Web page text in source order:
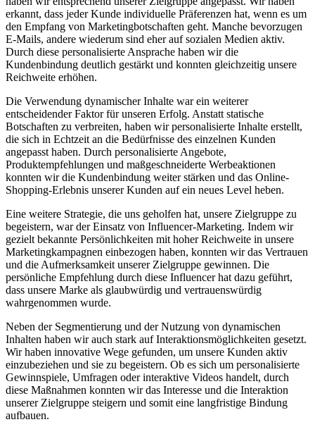
erkannt, dass jeder Kunde individuelle Präferenzen hat, wenn es um
den Empfang von Marketingbotschaften geht. Manche bevorzugen
E-Mails, andere wiederum sind eher auf sozialen Medien aktiv.
Durch diese personalisierte Ansprache haben wir die
Kundenbindung deutlich gestärkt und konnten gleichzeitig unsere
Reichweite erhöhen.
Die Verwendung dynamischer Inhalte war ein weiterer
entscheidender Faktor für unseren Erfolg. Anstatt statische
Botschaften zu verbreiten, haben wir personalisierte Inhalte erstellt,
die sich in Echtzeit an die Bedürfnisse des einzelnen Kunden
angepasst haben. Durch personalisierte Angebote,
Produktempfehlungen und maßgeschneiderte Werbeaktionen
konnten wir die Kundenbindung weiter stärken und das Online-
Shopping-Erlebnis unserer Kunden auf ein neues Level heben.
Eine weitere Strategie, die uns geholfen hat, unsere Zielgruppe zu
begeistern, war der Einsatz von Influencer-Marketing. Indem wir
gezielt bekannte Persönlichkeiten mit hoher Reichweite in unsere
Marketingkampagnen einbezogen haben, konnten wir das Vertrauen
und die Aufmerksamkeit unserer Zielgruppe gewinnen. Die
persönliche Empfehlung durch diese Influencer hat dazu geführt,
dass unsere Marke als glaubwürdig und vertrauenswürdig
wahrgenommen wurde.
Neben der Segmentierung und der Nutzung von dynamischen
Inhalten haben wir auch stark auf Interaktionsmöglichkeiten gesetzt.
Wir haben innovative Wege gefunden, um unsere Kunden aktiv
einzubeziehen und sie zu begeistern. Ob es sich um personalisierte
Gewinnspiele, Umfragen oder interaktive Videos handelt, durch
diese Maßnahmen konnten wir das Interesse und die Interaktion
unserer Zielgruppe steigern und somit eine langfristige Bindung
aufbauen.